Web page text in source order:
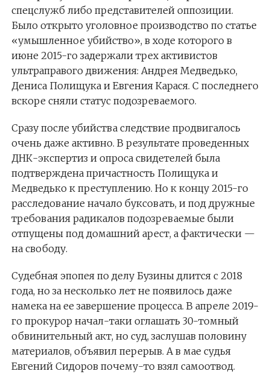
спецслужб либо представителей оппозиции.
Было открыто уголовное производство по статье
«умышленное убийство», в ходе которого в
июне 2015-го задержали трех активистов
ультраправого движения: Андрея Медведько,
Дениса Полищука и Евгения Карася. С последнего
вскоре сняли статус подозреваемого.
Сразу после убийства следствие продвигалось
очень даже активно. В результате проведенных
ДНК-экспертиз и опроса свидетелей была
подтверждена причастность Полищука и
Медведько к преступлению. Но к концу 2015-го
расследование начало буксовать, и под дружные
требования радикалов подозреваемые были
отпущены под домашний арест, а фактически —
на свободу.
Судебная эпопея по делу Бузины длится с 2018
года, но за несколько лет не появилось даже
намека на ее завершение процесса. В апреле 2019-
го прокурор начал-таки оглашать 30-томный
обвинительный акт, но суд, заслушав половину
материалов, объявил перерыв. А в мае судья
Евгений Сидоров почему-то взял самоотвод.